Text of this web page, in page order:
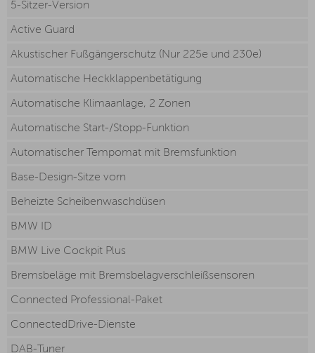
5-Sitzer-Version
Active Guard
Akustischer Fußgängerschutz (Nur 225e und 230e)
Automatische Heckklappenbetätigung
Automatische Klimaanlage, 2 Zonen
Automatische Start-/Stopp-Funktion
Automatischer Tempomat mit Bremsfunktion
Base-Design-Sitze vorn
Beheizte Scheibenwaschdüsen
BMW ID
BMW Live Cockpit Plus
Bremsbeläge mit Bremsbelagverschleißsensoren
Connected Professional-Paket
ConnectedDrive-Dienste
DAB-Tuner